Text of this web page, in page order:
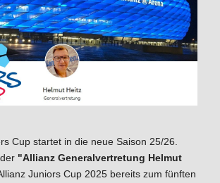
Cup startet in die neue Saison 25/26.
"Allianz Generalvertretung Helmut
Juniors Cup 2025 bereits zum fünften